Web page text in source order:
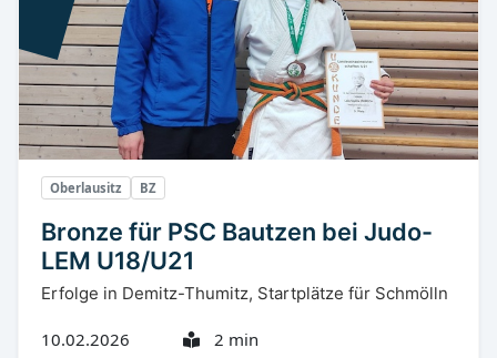
Oberlausitz BZ
Bronze für PSC Bautzen bei Judo-
LEM U18/U21
Erfolge in Demitz-Thumitz, Startplätze für Schmölln
10.02.2026 2 min